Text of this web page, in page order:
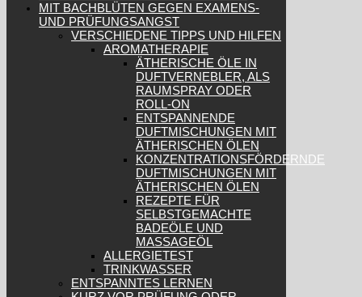
MIT BACHBLÜTEN GEGEN EXAMENS-
UND PRÜFUNGSANGST
VERSCHIEDENE TIPPS UND HILFEN
AROMATHERAPIE
ÄTHERISCHE ÖLE IN
DUFTVERNEBLER, ALS
RAUMSPRAY ODER
ROLL-ON
ENTSPANNENDE
DUFTMISCHUNGEN MIT
ÄTHERISCHEN ÖLEN
KONZENTRATIONSFÖRDERNDE
DUFTMISCHUNGEN MIT
ÄTHERISCHEN ÖLEN
REZEPTE FÜR
SELBSTGEMACHTE
BADEÖLE UND
MASSAGEÖL
ALLERGIETEST
TRINKWASSER
ENTSPANNTES LERNEN